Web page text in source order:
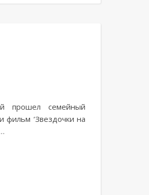
прошел семейный
фильм ‘Звездочки на